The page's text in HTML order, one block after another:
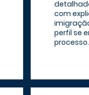
com
perfil se
processo.